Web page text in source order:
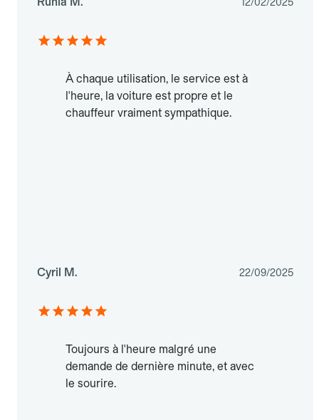
À chaque utilisation, le service est à
l'heure, la voiture est propre et le
chauffeur vraiment sympathique.
Cyril M. 22/09/2025
Toujours à l'heure malgré une
demande de dernière minute, et avec
le sourire.